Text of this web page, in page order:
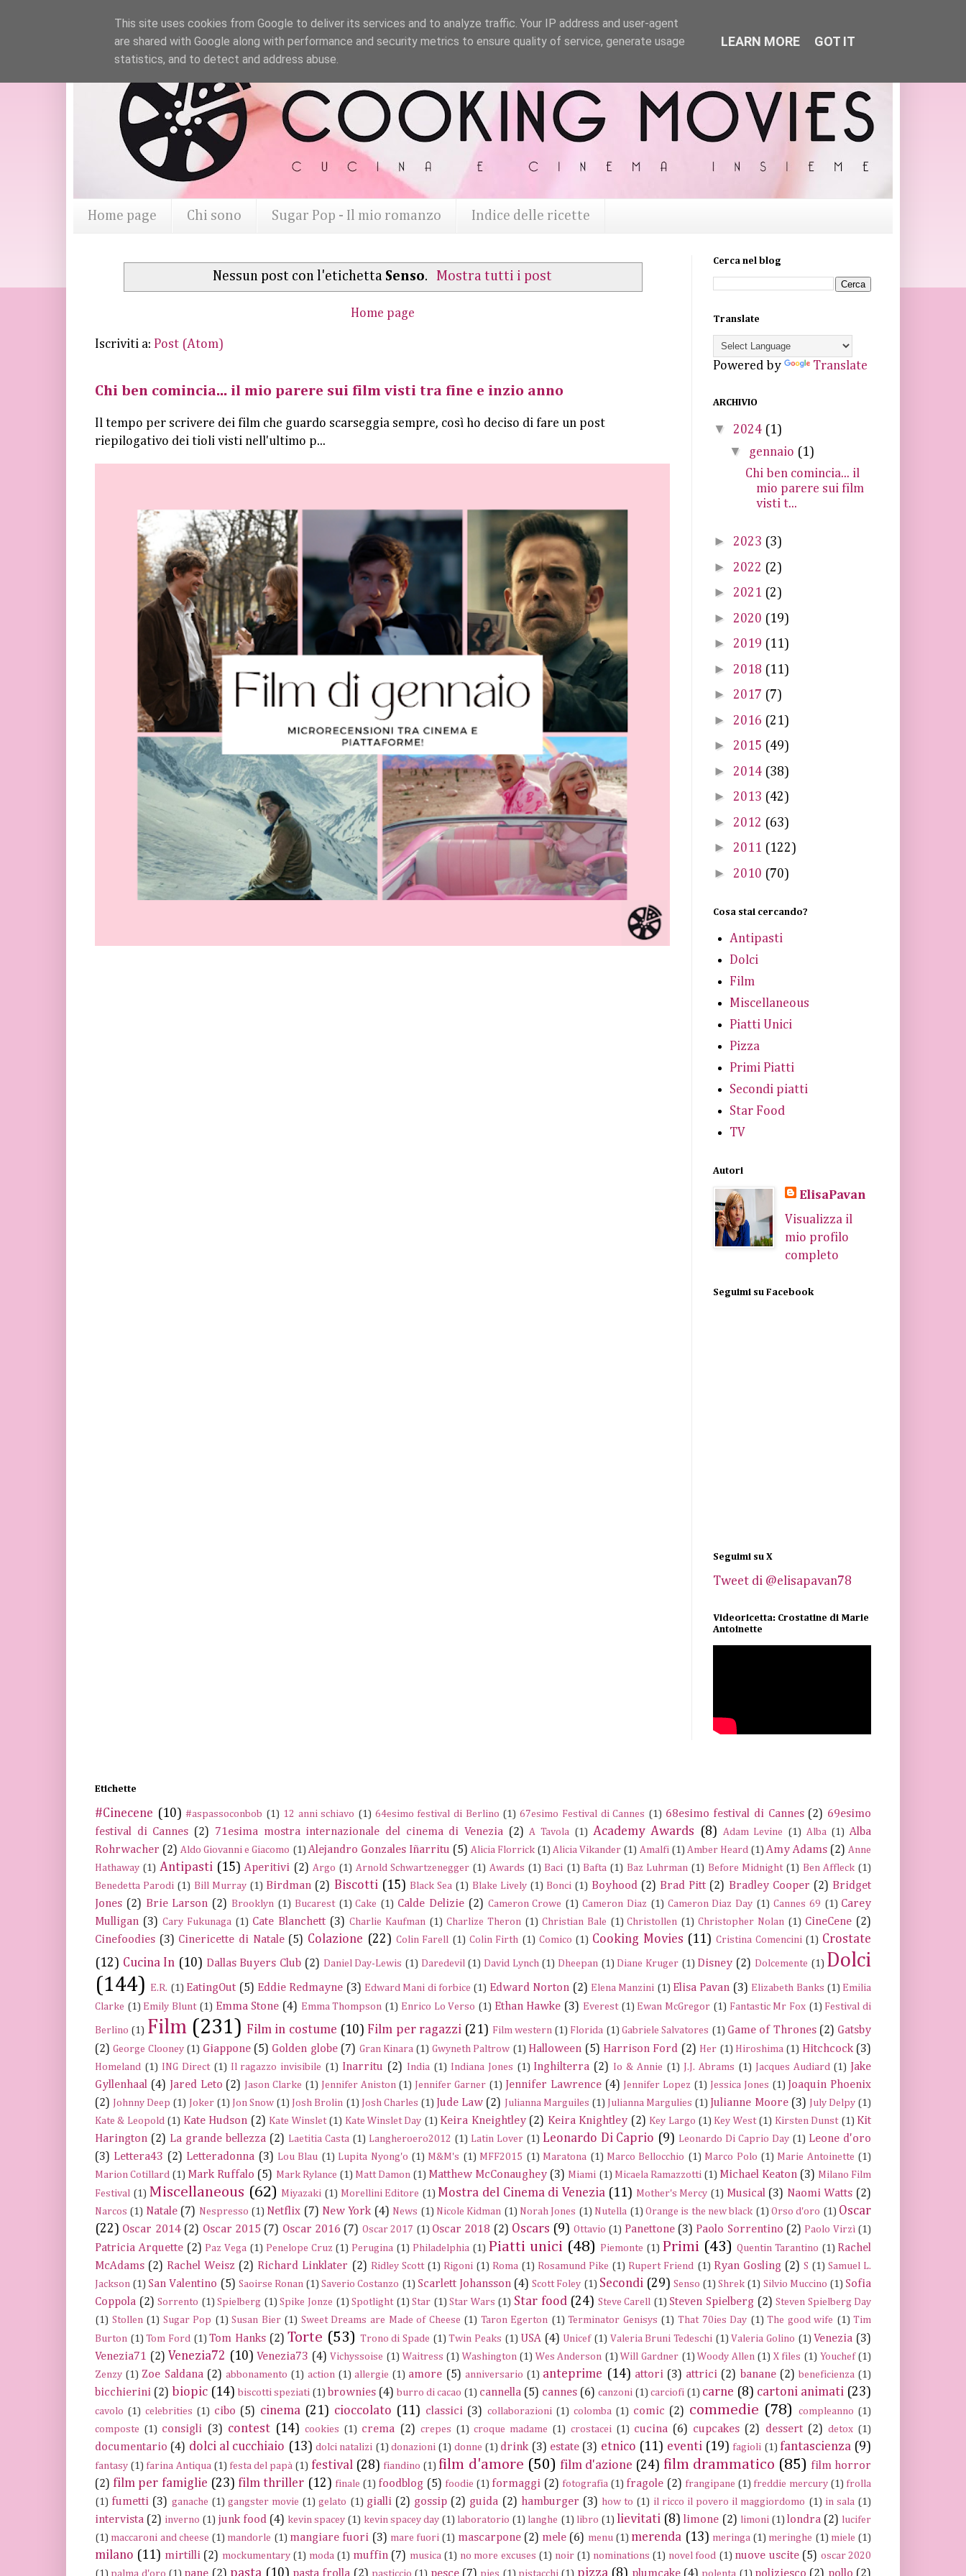
Home page Chi sono Sugar Pop - Il mio romanzo Indice delle ricette
Nessun post con l'etichetta Senso. Mostra tutti i post
Home page
Iscriviti a: Post (Atom)
Chi ben comincia... il mio parere sui film visti tra fine e inzio anno
Il tempo per scrivere dei film che guardo scarseggia sempre, così ho deciso di fare un post
riepilogativo dei tioli visti nell'ultimo p...
Cerca nel blog
Translate
Powered by Translate
ARCHIVIO
▼ 2024 (1)
▼ gennaio (1)
Chi ben comincia... il
mio parere sui film
visti t...
► 2023 (3)
► 2022 (2)
► 2021 (2)
► 2020 (19)
► 2019 (11)
► 2018 (11)
► 2017 (7)
► 2016 (21)
► 2015 (49)
► 2014 (38)
► 2013 (42)
► 2012 (63)
► 2011 (122)
► 2010 (70)
Cosa stai cercando?
Antipasti
Dolci
Film
Miscellaneous
Piatti Unici
Pizza
Primi Piatti
Secondi piatti
Star Food
TV
Autori
ElisaPavan
Visualizza il
mio profilo
completo
Seguimi su Facebook
Seguimi su X
Tweet di @elisapavan78
Videoricetta: Crostatine di Marie
Antoinette
Etichette
#Cinecene (10) #aspassoconbob (1) 12 anni schiavo (1) 64esimo festival di Berlino (1) 67esimo Festival di Cannes (1) 68esimo festival di Cannes (2) 69esimo
festival di Cannes (2) 71esima mostra internazionale del cinema di Venezia (2) A Tavola (1) Academy Awards (8) Adam Levine (1) Alba (1) Alba
Rohrwacher (2) Aldo Giovanni e Giacomo (1) Alejandro Gonzales Iñarritu (5) Alicia Florrick (1) Alicia Vikander (1) Amalfi (1) Amber Heard (1) Amy Adams (2) Anne
Hathaway (1) Antipasti (15) Aperitivi (2) Argo (1) Arnold Schwartzenegger (1) Awards (1) Baci (1) Bafta (1) Baz Luhrman (1) Before Midnight (1) Ben Affleck (1)
Benedetta Parodi (1) Bill Murray (1) Birdman (2) Biscotti (15) Black Sea (1) Blake Lively (1) Bonci (1) Boyhood (2) Brad Pitt (2) Bradley Cooper (2) Bridget
Jones (2) Brie Larson (2) Brooklyn (1) Bucarest (1) Cake (1) Calde Delizie (2) Cameron Crowe (1) Cameron Diaz (1) Cameron Diaz Day (1) Cannes 69 (1) Carey
Mulligan (3) Cary Fukunaga (1) Cate Blanchett (3) Charlie Kaufman (1) Charlize Theron (1) Christian Bale (1) Christollen (1) Christopher Nolan (1) CineCene (2)
Cinefoodies (3) Cinericette di Natale (5) Colazione (22) Colin Farell (1) Colin Firth (1) Comico (1) Cooking Movies (11) Cristina Comencini (1) Crostate
(12) Cucina In (10) Dallas Buyers Club (2) Daniel Day-Lewis (1) Daredevil (1) David Lynch (1) Dheepan (1) Diane Kruger (1) Disney (2) Dolcemente (1) Dolci
(144)
E.R. (1) EatingOut (5) Eddie Redmayne (3) Edward Mani di forbice (1) Edward Norton (2) Elena Manzini (1) Elisa Pavan (3) Elizabeth Banks (1) Emilia
Clarke (1) Emily Blunt (1) Emma Stone (4) Emma Thompson (1) Enrico Lo Verso (1) Ethan Hawke (3) Everest (1) Ewan McGregor (1) Fantastic Mr Fox (1) Festival di
Berlino (1) Film (231) Film in costume (10) Film per ragazzi (21) Film western (1) Florida (1) Gabriele Salvatores (1) Game of Thrones (2) Gatsby
(2) George Clooney (1) Giappone (5) Golden globe (7) Gran Kinara (1) Gwyneth Paltrow (1) Halloween (5) Harrison Ford (2) Her (1) Hiroshima (1) Hitchcock (3)
Homeland (1) ING Direct (1) Il ragazzo invisibile (1) Inarritu (2) India (1) Indiana Jones (1) Inghilterra (2) Io & Annie (1) J.J. Abrams (1) Jacques Audiard (1) Jake
Gyllenhaal (4) Jared Leto (2) Jason Clarke (1) Jennifer Aniston (1) Jennifer Garner (1) Jennifer Lawrence (4) Jennifer Lopez (1) Jessica Jones (1) Joaquin Phoenix
(2)
Johnny Deep (1) Joker (1) Jon Snow (1) Josh Brolin (1) Josh Charles (1) Jude Law (2) Julianna Marguiles (1) Julianna Margulies (1) Julianne Moore (3) July Delpy (1)
Kate & Leopold (1) Kate Hudson (2) Kate Winslet (1) Kate Winslet Day (1) Keira Kneightley (2) Keira Knightley (2) Key Largo (1) Key West (1) Kirsten Dunst (1) Kit
Harington (2) La grande bellezza (2) Laetitia Casta (1) Langheroero2012 (1) Latin Lover (1) Leonardo Di Caprio (9) Leonardo Di Caprio Day (1) Leone d'oro
(3) Lettera43 (2) Letteradonna (3) Lou Blau (1) Lupita Nyong'o (1) M&M's (1) MFF2015 (1) Maratona (1) Marco Bellocchio (1) Marco Polo (1) Marie Antoinette (1)
Marion Cotillard (1) Mark Ruffalo (5) Mark Rylance (1) Matt Damon (1) Matthew McConaughey (3) Miami (1) Micaela Ramazzotti (1) Michael Keaton (3) Milano Film
Festival (1) Miscellaneous (62) Miyazaki (1) Morellini Editore (1) Mostra del Cinema di Venezia (11) Mother's Mercy (1) Musical (3) Naomi Watts (2)
Narcos (1) Natale (7) Nespresso (1) Netflix (7) New York (4) News (1) Nicole Kidman (1) Norah Jones (1) Nutella (1) Orange is the new black (1) Orso d'oro (1) Oscar
(22) Oscar 2014 (2) Oscar 2015 (7) Oscar 2016 (7) Oscar 2017 (1) Oscar 2018 (2) Oscars (9) Ottavio (1) Panettone (3) Paolo Sorrentino (2) Paolo Virzì (1)
Patricia Arquette (2) Paz Vega (1) Penelope Cruz (1) Perugina (1) Philadelphia (1) Piatti unici (48) Piemonte (1) Primi (43) Quentin Tarantino (1) Rachel
McAdams (2) Rachel Weisz (2) Richard Linklater (2) Ridley Scott (1) Rigoni (1) Roma (1) Rosamund Pike (1) Rupert Friend (1) Ryan Gosling (2) S (1) Samuel L.
Jackson (1) San Valentino (5) Saoirse Ronan (1) Saverio Costanzo (1) Scarlett Johansson (4) Scott Foley (1) Secondi (29) Senso (1) Shrek (1) Silvio Muccino (1) Sofia
Coppola (2) Sorrento (1) Spielberg (1) Spike Jonze (1) Spotlight (1) Star (1) Star Wars (1) Star food (24) Steve Carell (1) Steven Spielberg (2) Steven Spielberg Day
(1) Stollen (1) Sugar Pop (1) Susan Bier (1) Sweet Dreams are Made of Cheese (1) Taron Egerton (1) Terminator Genisys (1) That 70ies Day (1) The good wife (1) Tim
Burton (1) Tom Ford (1) Tom Hanks (2) Torte (53) Trono di Spade (1) Twin Peaks (1) USA (4) Unicef (1) Valeria Bruni Tedeschi (1) Valeria Golino (1) Venezia (3)
Venezia71 (2) Venezia72 (10) Venezia73 (4) Vichyssoise (1) Waitress (1) Washington (1) Wes Anderson (1) Will Gardner (1) Woody Allen (1) X files (1) Youchef (1)
Zenzy (1) Zoe Saldana (2) abbonamento (1) action (1) allergie (1) amore (5) anniversario (1) anteprime (14) attori (3) attrici (2) banane (2) beneficienza (1)
bicchierini (2) biopic (14) biscotti speziati (1) brownies (4) burro di cacao (1) cannella (5) cannes (6) canzoni (1) carciofi (1) carne (8) cartoni animati (23)
cavolo (1) celebrities (1) cibo (5) cinema (21) cioccolato (11) classici (3) collaborazioni (1) colomba (1) comic (2) commedie (78) compleanno (1)
composte (1) consigli (3) contest (14) cookies (1) crema (2) crepes (1) croque madame (1) crostacei (1) cucina (6) cupcakes (2) dessert (2) detox (1)
documentario (4) dolci al cucchiaio (13) dolci natalizi (1) donazioni (1) donne (1) drink (3) estate (3) etnico (11) eventi (19) fagioli (1) fantascienza (9)
fantasy (1) farina Antiqua (1) festa del papà (1) festival (28) fiandino (1) film d'amore (50) film d'azione (24) film drammatico (85) film horror
(2) film per famiglie (23) film thriller (12) finale (1) foodblog (5) foodie (1) formaggi (2) fotografia (1) fragole (2) frangipane (1) freddie mercury (1) frolla
(1) fumetti (3) ganache (1) gangster movie (1) gelato (1) gialli (2) gossip (2) guida (2) hamburger (3) how to (1) il ricco il povero il maggiordomo (1) in sala (1)
intervista (2) inverno (1) junk food (4) kevin spacey (1) kevin spacey day (1) laboratorio (1) langhe (1) libro (1) lievitati (8) limone (2) limoni (1) londra (2) lucifer
(1) maccaroni and cheese (1) mandorle (1) mangiare fuori (3) mare fuori (1) mascarpone (2) mele (6) menu (1) merenda (13) meringa (1) meringhe (1) miele (1)
milano (11) mirtilli (2) mockumentary (1) moda (1) muffin (7) musica (1) no more excuses (1) noir (1) nominations (1) novel food (1) nuove uscite (5) oscar 2020
(1) palma d'oro (1) pane (2) pasta (10) pasta frolla (2) pasticcio (1) pesce (7) pies (1) pistacchi (1) pizza (8) plumcake (4) polenta (1) poliziesco (2) pollo (2)
This site uses cookies from Google to deliver its services and to analyze traffic. Your IP address and user-agent
are shared with Google along with performance and security metrics to ensure quality of service, generate usage
statistics, and to detect and address abuse.
LEARN MORE GOT IT